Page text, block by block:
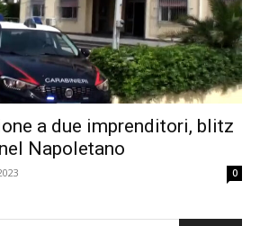
a due imprenditori, blitz
Napoletano
0